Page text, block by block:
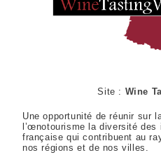
Site : Wine
Une opportunité de réunir sur
l’œnotourisme la diversité
française qui contribuent au
nos régions et de nos villes.